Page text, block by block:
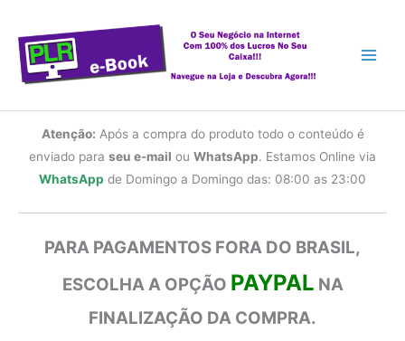
conteúdo
Atenção: Após a compra do produto todo o conteúdo é
enviado para seu e-mail ou WhatsApp. Estamos Online via
WhatsApp de Domingo a Domingo das: 08:00 as 23:00
PARA PAGAMENTOS FORA DO BRASIL,
ESCOLHA A OPÇÃO PAYPAL NA
FINALIZAÇÃO DA COMPRA.